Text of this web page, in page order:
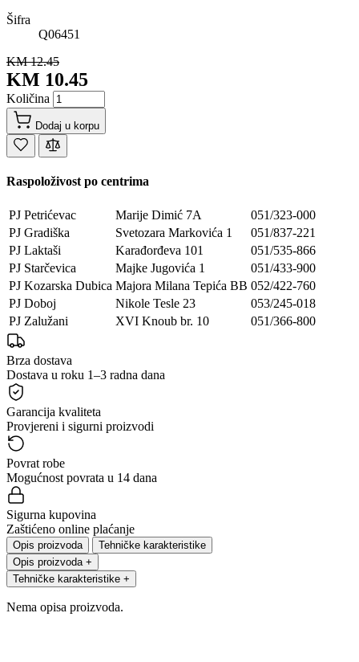
Šifra
Q06451
KM 12.45
KM 10.45
Količina
Dodaj u korpu
Raspoloživost po centrima
PJ Petrićevac Marije Dimić 7A
051/323-000
PJ Gradiška
Svetozara Markovića 1
051/837-221
PJ Laktaši
Karađorđeva 101
051/535-866
PJ Starčevica
Majke Jugovića 1
051/433-900
PJ Kozarska Dubica Majora Milana Tepića BB 052/422-760
PJ Doboj
Nikole Tesle 23
053/245-018
PJ Zalužani
XVI Knoub br. 10 051/366-800
Brza dostava
Dostava u roku 1–3 radna dana
Garancija kvaliteta
Provjereni i sigurni proizvodi
Povrat robe
Mogućnost povrata u 14 dana
Sigurna kupovina
Zaštićeno online plaćanje
Opis proizvoda
Tehničke karakteristike
Opis proizvoda +
Tehničke karakteristike +
Nema opisa proizvoda.